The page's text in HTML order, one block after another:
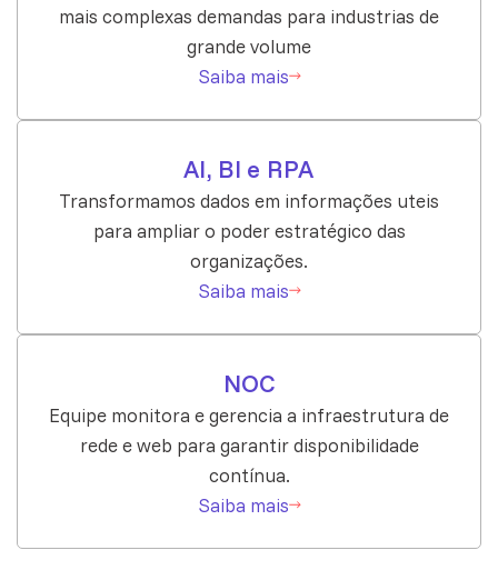
mais complexas demandas para industrias de
grande volume
Saiba mais
AI, BI e RPA
Transformamos dados em informações uteis
para ampliar o poder estratégico das
organizações.
Saiba mais
NOC
Equipe monitora e gerencia a infraestrutura de
rede e web para garantir disponibilidade
contínua.
Saiba mais